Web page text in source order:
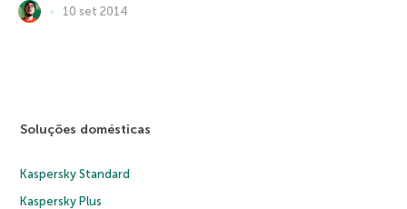
10 set 2014
Soluções domésticas
Kaspersky Standard
Kaspersky Plus